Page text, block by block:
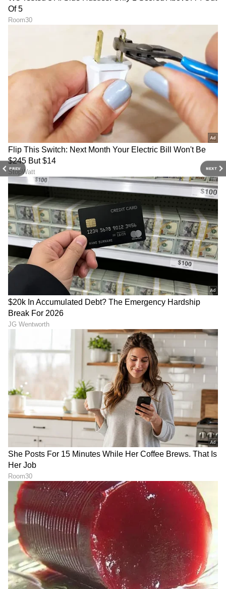
PREV NEXT
ABOUT THE AUTHOR
SH Sushma Hegde
ಸುವರ್ಣ ನ್ಯೂಸ್ ಸುದ್ದಿ ಮಾಧ್ಯಮದ ಡಿಜಿಟಲ್ ವಿಭಾಗದಲ್ಲಿ ಕಳೆದ
ಮೂರು ವರ್ಷಗಳಿಂದ ಕೆಲಸ ಮಾಡುತ್ತಿದ್ದೇನೆ. ದೃಶ್ಯ ಮಾಧ್ಯಮ,
ಡಿಜಿಟಲ್‌ ಮಾಧ್ಯಮದಲ್ಲಿ 5 ವರ್ಷ ಕೆಲಸ ಮಾಡಿದ ಅನುಭವವಿದೆ.
SDM ಉಜಿರೆಯಲ್ಲಿ ಪತ್ರಿಕೋದ್ಯಮದ ಸ್ನಾತಕೋತ್ತರ ಪದವಿ.
ಸುದ್ದಿಲೋಕದಲ್ಲಿ ರಾಜಕೀಯ, ದೇಶ, ಜ್ಯೋತಿಷ್ಯ, ಜೀವನಶೈಲಿ,
ವಾಣಿಜ್ಯ, ಕ್ರೈಂ ಸುದ್ದಿಗಳಲ್ಲಿ ಆಸಕ್ತಿ.
ರಾಶಿ ಶುಕ್ರ ಜ್ಯೋತಿಷ್ಯ
DOWNLOAD APP
RECOMMENDED STORIES
Vastu for wallet: ಪರ್ಸ್‌ನಲ್ಲಿ
ಈ ಫೋಟೋ ಇಟ್ಕೊಳ್ಳಿ, ಆ ವಸ್ತು
ಕೈ-ಕಾಲಿಗೆ ಹಚ್ಚುವ ಮೆಹಂದಿ ಗಾಢ
ಬಣ್ಣ ಬರಬೇಕಾ? ಸುಲಭದ ಟಿಪ್ಸ್​